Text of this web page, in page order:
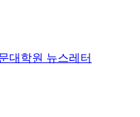
대학원 뉴스레터